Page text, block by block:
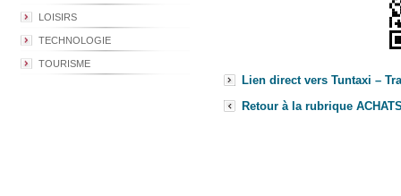
LOISIRS
TECHNOLOGIE
TOURISME
Lien direct vers Tuntaxi –
Retour à la rubrique